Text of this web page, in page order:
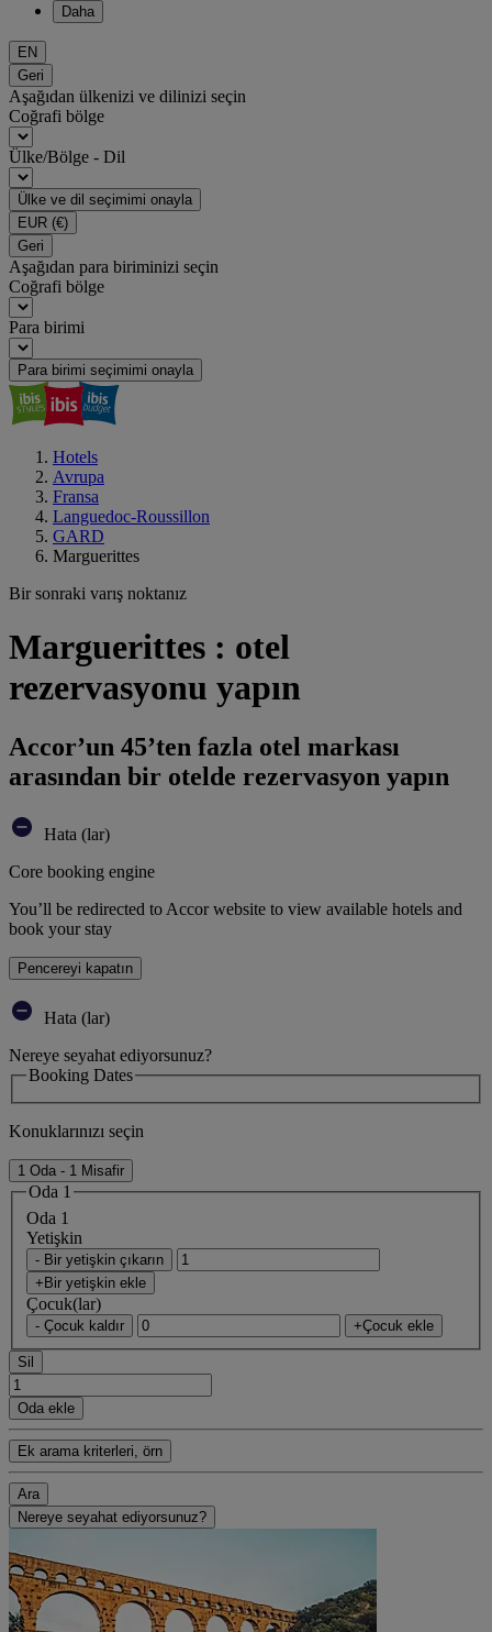
Daha
EN
Geri
Aşağıdan ülkenizi ve dilinizi seçin
Coğrafi bölge
Ülke/Bölge - Dil
Ülke ve dil seçimimi onayla
EUR (€)
Geri
Aşağıdan para biriminizi seçin
Coğrafi bölge
Para birimi
Para birimi seçimimi onayla
Hotels
Avrupa
Fransa
Languedoc-Roussillon
GARD
Marguerittes
Bir sonraki varış noktanız
Marguerittes : otel
rezervasyonu yapın
Accor’un 45’ten fazla otel markası
arasından bir otelde rezervasyon yapın
Hata (lar)
Core booking engine
You’ll be redirected to Accor website to view available hotels and
book your stay
Pencereyi kapatın
Hata (lar)
Nereye seyahat ediyorsunuz?
Booking Dates
Konuklarınızı seçin
1 Oda - 1 Misafir
Oda 1
Oda 1
Yetişkin
- Bir yetişkin çıkarın
+Bir yetişkin ekle
Çocuk(lar)
- Çocuk kaldır +Çocuk ekle
Sil
Oda ekle
Ek arama kriterleri, örn
Ara
Nereye seyahat ediyorsunuz?